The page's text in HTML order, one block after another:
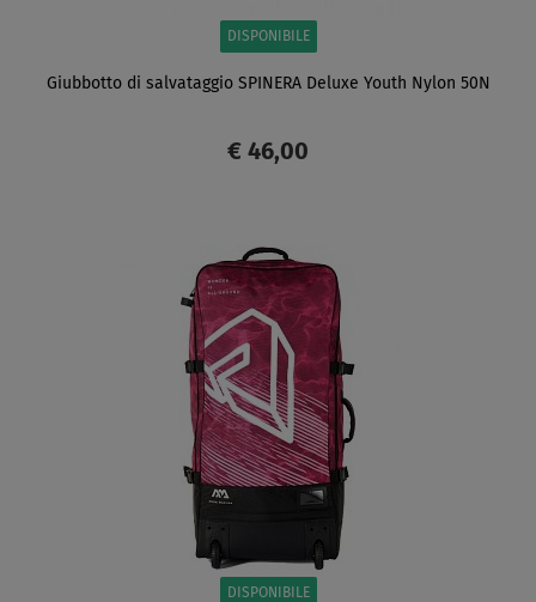
DISPONIBILE
Giubbotto di salvataggio SPINERA Deluxe Youth Nylon 50N
€ 46,00
DISPONIBILE